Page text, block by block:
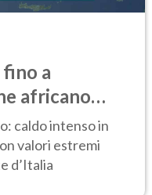
a
africano
caldo intenso in
valori estremi
d’Italia